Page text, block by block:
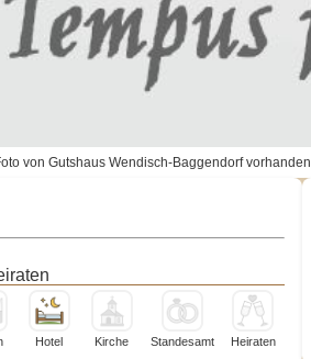
von Gutshaus Wendisch-Baggendorf vorhanden.
Hotel Kirche Standesamt Heiraten